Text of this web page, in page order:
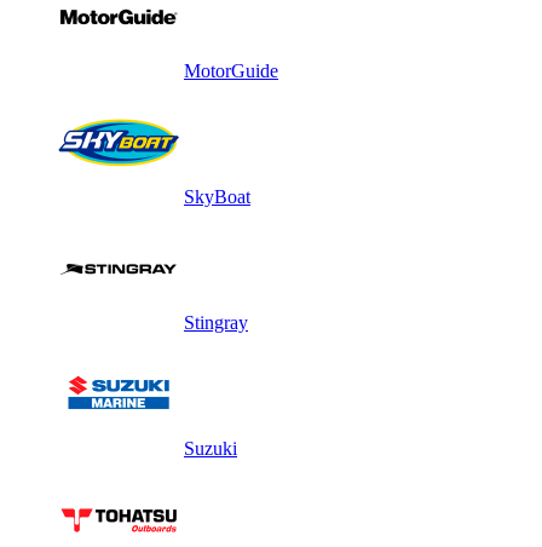
MotorGuide
SkyBoat
Stingray
Suzuki